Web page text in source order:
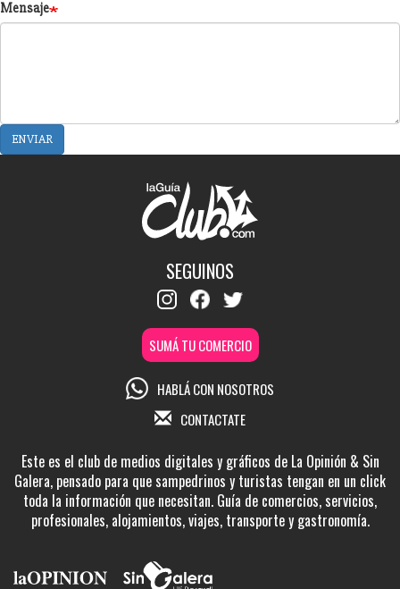
Mensaje
ENVIAR
SEGUINOS
SUMÁ TU COMERCIO
HABLÁ CON NOSOTROS
CONTACTATE
Este es el club de medios digitales y gráficos de La Opinión & Sin
Galera, pensado para que sampedrinos y turistas tengan en un click
toda la información que necesitan. Guía de comercios, servicios,
profesionales, alojamientos, viajes, transporte y gastronomía.